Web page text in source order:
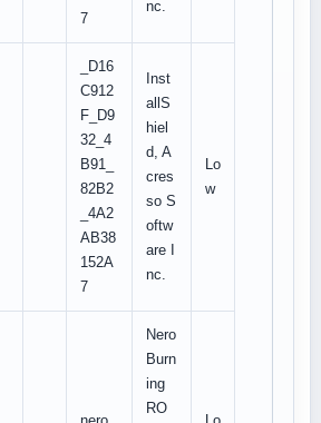
7
nc.
_D16
C912
F_D9
32_4
B91_
82B2
_4A2
AB38
152A
7
Inst
allS
hiel
d, A
cres
so S
oftw
are I
nc.
Lo
w
Nero
Burn
ing
RO